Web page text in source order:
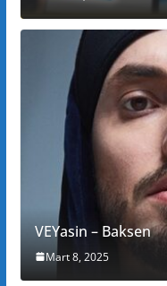
VEYasin – Baksen
Mart 8, 2025